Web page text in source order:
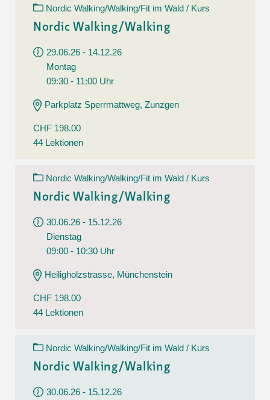
Nordic Walking/Walking/Fit im Wald / Kurs
Nordic Walking/Walking
29.06.26 - 14.12.26
Montag
09:30 - 11:00 Uhr
Parkplatz Sperrmattweg, Zunzgen
CHF 198.00
44 Lektionen
Nordic Walking/Walking/Fit im Wald / Kurs
Nordic Walking/Walking
30.06.26 - 15.12.26
Dienstag
09:00 - 10:30 Uhr
Heiligholzstrasse, Münchenstein
CHF 198.00
44 Lektionen
Nordic Walking/Walking/Fit im Wald / Kurs
Nordic Walking/Walking
30.06.26 - 15.12.26